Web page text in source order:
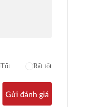
Tốt Rất tốt
Gửi đánh giá